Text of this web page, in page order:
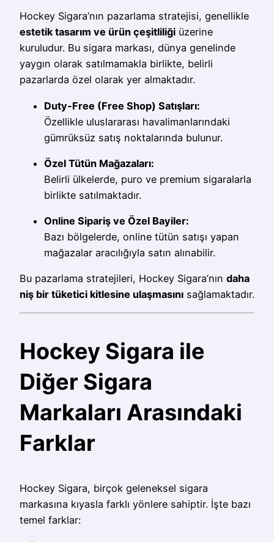
Hockey Sigara’nın pazarlama stratejisi, genellikle
estetik tasarım ve ürün çeşitliliği üzerine
kuruludur. Bu sigara markası, dünya genelinde
yaygın olarak satılmamakla birlikte, belirli
pazarlarda özel olarak yer almaktadır.
Duty-Free (Free Shop) Satışları:
Özellikle uluslararası havalimanlarındaki
gümrüksüz satış noktalarında bulunur.
Özel Tütün Mağazaları:
Belirli ülkelerde, puro ve premium sigaralarla
birlikte satılmaktadır.
Online Sipariş ve Özel Bayiler:
Bazı bölgelerde, online tütün satışı yapan
mağazalar aracılığıyla satın alınabilir.
Bu pazarlama stratejileri, Hockey Sigara’nın daha
niş bir tüketici kitlesine ulaşmasını sağlamaktadır.
Hockey Sigara ile
Diğer Sigara
Markaları Arasındaki
Farklar
Hockey Sigara, birçok geleneksel sigara
markasına kıyasla farklı yönlere sahiptir. İşte bazı
temel farklar: